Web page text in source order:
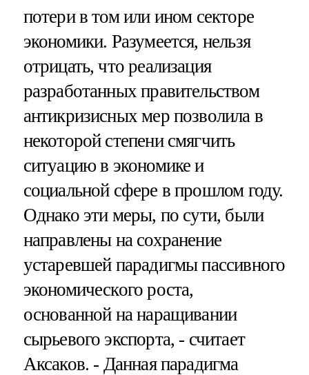
потери в том или ином секторе
экономики. Разумеется, нельзя
отрицать, что реализация
разработанных правительством
антикризисных мер позволила в
некоторой степени смягчить
ситуацию в экономике и
социальной сфере в прошлом году.
Однако эти меры, по сути, были
направлены на сохранение
устаревшей парадигмы пассивного
экономического роста,
основанной на наращивании
сырьевого экспорта, - считает
Аксаков. - Данная парадигма